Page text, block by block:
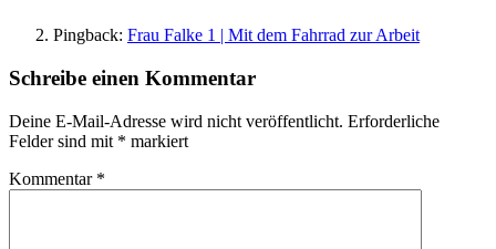
Pingback: Frau Falke 1 | Mit dem Fahrrad zur Arbeit
Schreibe einen Kommentar
Deine E-Mail-Adresse wird nicht veröffentlicht. Erforderliche
Felder sind mit * markiert
Kommentar *